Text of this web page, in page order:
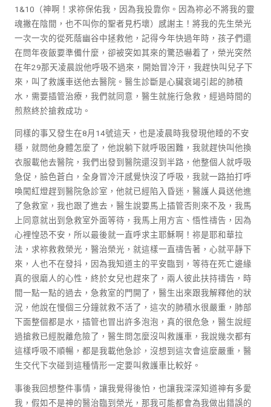
1&10（神啊！求祢保佑我，因為我投靠你。因為祢必不將我的靈
魂撇在陰間，也不叫你的聖者見朽壞）感謝主！將我的先生榮光
一次一次的從死蔭幽谷中拯救他，記得今年快過年時，孩子們還
在問年夜飯要準備什麼，卻被突如其來的驚恐嚇着了，榮光突然
在年29那天凌晨說他呼吸不過來，開始冒冷汗，我趕快叫兒子下
來，叫了救護車送他去醫院。醫生診斷是心臟衰竭引起的肺積
水，需要插管治療，我們就同意，醫生就施行急救，經過時間的
煎熬終於搶救成功。
同樣的事又發生在8月14號這天，也是凌晨時我發現他睡的不安
穩，就問他身體怎麼了，他說躺下就呼吸困難，我就趕快叫他換
衣服載他去醫院，我們出發到醫院還沒到半路，他整個人就呼吸
急促，臉色蒼白，全身冒冷汗感覺快沒了呼吸，我就一路拍打呼
喚闖紅燈趕到醫院急診室，他就已經陷入昏迷，醫護人員送他進
了急救室，我也跟了進去，醫生說要馬上插管否則來不及，我馬
上同意就出到急救室外面等待，我馬上用方言、悟性禱告，因為
心裡惶恐不安，所以最後就一直呼求主耶穌啊！祢是耶和華拉
法，求祢救救榮光，醫治榮光，就這樣一直禱告著，心就平靜下
來，人也不在發抖，因為我知道主的平安臨到，等待在死亡邊緣
真的很磨人的心性，終於女兒也趕來了，兩人彼此扶持禱告，時
間一點一點的過去，急救室的門開了，醫生出來跟我解釋他的狀
況，他說在慢個三分鐘就救不活了，這次的肺積水很嚴重，肺部
下面整個都是水，插管也冒出許多泡泡，真的很危急，醫生說經
過搶救已經脫離危險了，醫生問怎麼沒叫救護車，我說幾次都有
這樣呼吸不順暢，都是我載他急診，沒想到這次會這麼嚴重，醫
生交代下次碰到這種情形一定要叫救護車比較好。
事後我回想整件事情，讓我覺得後怕，也讓我深深知道神有多愛
我，假如不是神的醫治臨到榮光，那我可能都會為我做出錯誤的